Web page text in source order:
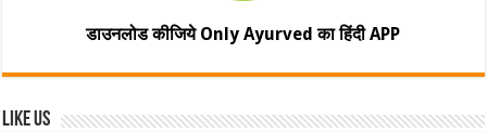
डाउनलोड कीजिये Only Ayurved का हिंदी APP
Like Us